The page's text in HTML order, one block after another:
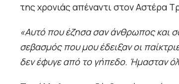
της χρονιάς απέναντι στον Αστέρα
«Αυτό που έζησα σαν άνθρωπος και
σεβασμός που μου έδειξαν οι
δεν έφυγε από το γήπεδο. Ήμασταν